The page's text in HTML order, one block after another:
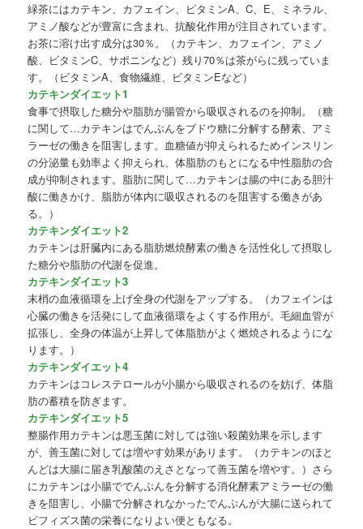
緑茶にはカテキン、カフェイン、ビタミンA、C、E、ミネラル、
アミノ酸などが豊富に含まれ、抗酸化作用が注目されています。
お茶に溶け出す成分は30％。（カテキン、カフェイン、アミノ
酸、ビタミンC、サポニンなど）残り70％は茶がらに残っていま
す。（ビタミンA、食物繊維、ビタミンEなど）
カテキンダイエット1
食事で摂取した糖分や脂肪が腸管から吸収されるのを抑制。（糖
に関して…カテキンはでんぷんをブドウ糖に分解する酵素、アミ
ラーゼの働きを阻害します。血糖値が抑えられるためインスリン
の分泌量も効率よく抑えられ、体脂肪のもとになる中性脂肪の合
成が抑制されます。脂肪に関して…カテキンは腸の中にある胆汁
酸に働きかけ、脂肪が体内に吸収されるのを阻害する働きがあ
る。）
カテキンダイエット2
カテキンは肝臓内にある脂肪燃焼酵素の働きを活性化して摂取し
た糖分や脂肪の代謝を促進。
カテキンダイエット3
末梢の血液循環を上げ全身の代謝をアップする。（カフェインは
心臓の働きを活発にして血液循環をよくする作用が。毛細血管が
拡張し、全身の体温が上昇して体脂肪がよく燃焼されるようにな
ります。）
カテキンダイエット4
カテキンはコレステロールが小腸から吸収されるのを妨げ、体脂
肪の蓄積を防ぎます。
カテキンダイエット5
整腸作用カテキンは悪玉菌に対しては強い殺菌効果を示します
が、善玉菌に対しては増やす効果があります。（カテキンのほと
んどは大腸に届き乳酸菌のえさとなって善玉菌を増やす。）さら
にカテキンは小腸ででんぷんを分解する消化酵素アミラーゼの働
きを阻害し、小腸で分解されなかったでんぷんが大腸に送られて
ビフィズス菌の栄養になりよい便ともなる。